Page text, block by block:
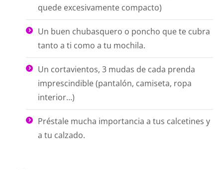
quede excesivamente compacto)
Un buen chubasquero o poncho que te cubra
tanto a ti como a tu mochila.
Un cortavientos, 3 mudas de cada prenda
imprescindible (pantalón, camiseta, ropa
interior…)
Préstale mucha importancia a tus calcetines y
a tu calzado.